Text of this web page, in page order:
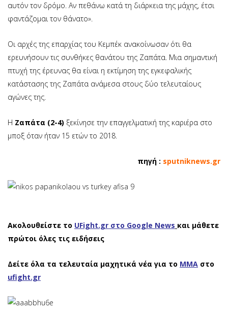
αυτόν τον δρόμο. Αν πεθάνω κατά τη διάρκεια της μάχης, έτσι
φαντάζομαι τον θάνατο».
Οι αρχές της επαρχίας του Κεμπέκ ανακοίνωσαν ότι θα
ερευνήσουν τις συνθήκες θανάτου της Ζαπάτα. Μια σημαντική
πτυχή της έρευνας θα είναι η εκτίμηση της εγκεφαλικής
κατάστασης της Ζαπάτα ανάμεσα στους δύο τελευταίους
αγώνες της.
Η Ζαπάτα (2-4) ξεκίνησε την επαγγελματική της καριέρα στο
μποξ όταν ήταν 15 ετών το 2018.
πηγή : sputniknews.gr
Ακολουθείστε το UFight.gr στο Google News και μάθετε
πρώτοι όλες τις ειδήσεις
Δείτε όλα τα τελευταία μαχητικά νέα για το ΜΜΑ στο
ufight.gr